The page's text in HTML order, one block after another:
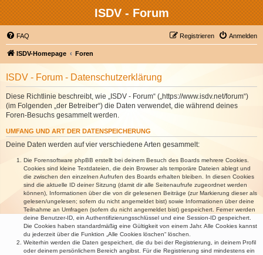
ISDV - Forum
FAQ Anmelden
Registrieren
ISDV-Homepage Foren
ISDV - Forum - Datenschutzerklärung
Diese Richtlinie beschreibt, wie „ISDV - Forum“ („https://www.isdv.net/forum“)
(im Folgenden „der Betreiber“) die Daten verwendet, die während deines
Foren-Besuchs gesammelt werden.
UMFANG UND ART DER DATENSPEICHERUNG
Deine Daten werden auf vier verschiedene Arten gesammelt:
Die Forensoftware phpBB erstellt bei deinem Besuch des Boards mehrere Cookies.
Cookies sind kleine Textdateien, die dein Browser als temporäre Dateien ablegt und
die zwischen den einzelnen Aufrufen des Boards erhalten bleiben. In diesen Cookies
sind die aktuelle ID deiner Sitzung (damit dir alle Seitenaufrufe zugeordnet werden
können), Informationen über die von dir gelesenen Beiträge (zur Markierung dieser als
gelesen/ungelesen; sofern du nicht angemeldet bist) sowie Informationen über deine
Teilnahme an Umfragen (sofern du nicht angemeldet bist) gespeichert. Ferner werden
deine Benutzer-ID, ein Authentifizierungsschlüssel und eine Session-ID gespeichert.
Die Cookies haben standardmäßig eine Gültigkeit von einem Jahr. Alle Cookies kannst
du jederzeit über die Funktion „Alle Cookies löschen“ löschen.
Weiterhin werden die Daten gespeichert, die du bei der Registrierung, in deinem Profil
oder deinem persönlichem Bereich angibst. Für die Registrierung sind mindestens ein